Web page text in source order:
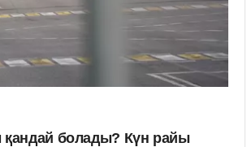
қандай болады? Күн райы